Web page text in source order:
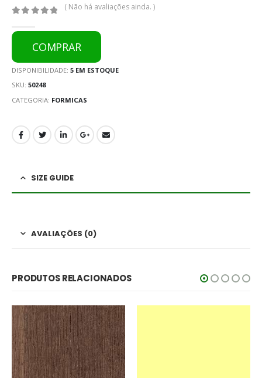
( Não há avaliações ainda. )
COMPRAR
DISPONIBILIDADE: 5 EM ESTOQUE
SKU: 50248
CATEGORIA: FORMICAS
SIZE GUIDE
AVALIAÇÕES (0)
PRODUTOS RELACIONADOS